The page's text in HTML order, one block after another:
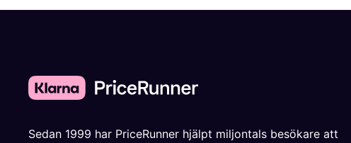
Sedan 1999 har PriceRunner hjälpt miljontals besökare att